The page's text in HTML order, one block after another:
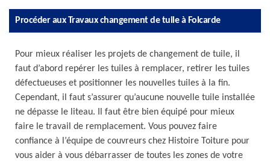
Procéder aux Travaux changement de tuile à Folcarde
Pour mieux réaliser les projets de changement de tuile, il
faut d’abord repérer les tuiles à remplacer, retirer les tuiles
défectueuses et positionner les nouvelles tuiles à la fin.
Cependant, il faut s’assurer qu’aucune nouvelle tuile installée
ne dépasse le liteau. Il faut être bien équipé pour mieux
faire le travail de remplacement. Vous pouvez faire
confiance à l’équipe de couvreurs chez Histoire Toiture pour
vous aider à vous débarrasser de toutes les zones de votre